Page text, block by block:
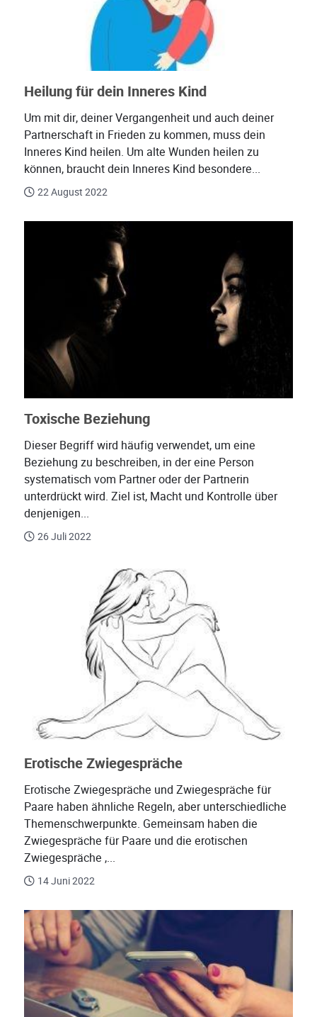
Heilung für dein Inneres Kind
Um mit dir, deiner Vergangenheit und auch deiner
Partnerschaft in Frieden zu kommen, muss dein
Inneres Kind heilen. Um alte Wunden heilen zu
können, braucht dein Inneres Kind besondere...
22 August 2022
Toxische Beziehung
Dieser Begriff wird häufig verwendet, um eine
Beziehung zu beschreiben, in der eine Person
systematisch vom Partner oder der Partnerin
unterdrückt wird. Ziel ist, Macht und Kontrolle über
denjenigen...
26 Juli 2022
Erotische Zwiegespräche
Erotische Zwiegespräche und Zwiegespräche für
Paare haben ähnliche Regeln, aber unterschiedliche
Themenschwerpunkte. Gemeinsam haben die
Zwiegespräche für Paare und die erotischen
Zwiegespräche ,...
14 Juni 2022